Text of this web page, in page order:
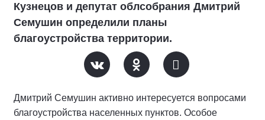
Кузнецов и депутат облсобрания Дмитрий
Семушин определили планы
благоустройства территории.
Дмитрий Семушин активно интересуется вопросами
благоустройства населенных пунктов. Особое